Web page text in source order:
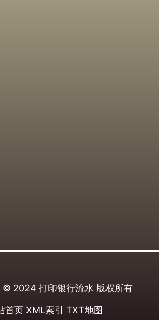
© 2024 打印银行流水 版权所有
首页 XML索引 TXT地图